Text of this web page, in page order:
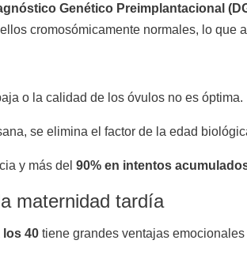
Genético Preimplantacional
cromosómicamente normales, lo que
o la calidad de los óvulos no es óptima.
se elimina el factor de la edad
y más del 90% en intentos
maternidad tardía
los 40 tiene grandes ventajas emocionales